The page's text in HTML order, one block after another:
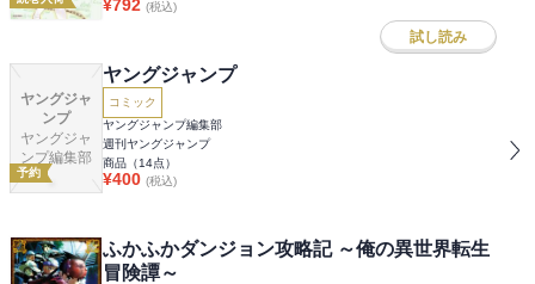
¥792 (税込)
試し読み
ヤングジャ
ンプ
ヤングジャ
ンプ編集部
予約
ヤングジャンプ
コミック
ヤングジャンプ編集部
週刊ヤングジャンプ
商品（14点）
¥400 (税込)
ふかふかダンジョン攻略記 ～俺の異世界転生
冒険譚～